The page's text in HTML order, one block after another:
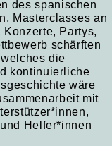
des spanischen
Masterclasses an
Partys,
schärften
die
kontinuierliche
wäre
mit
Helfer*innen